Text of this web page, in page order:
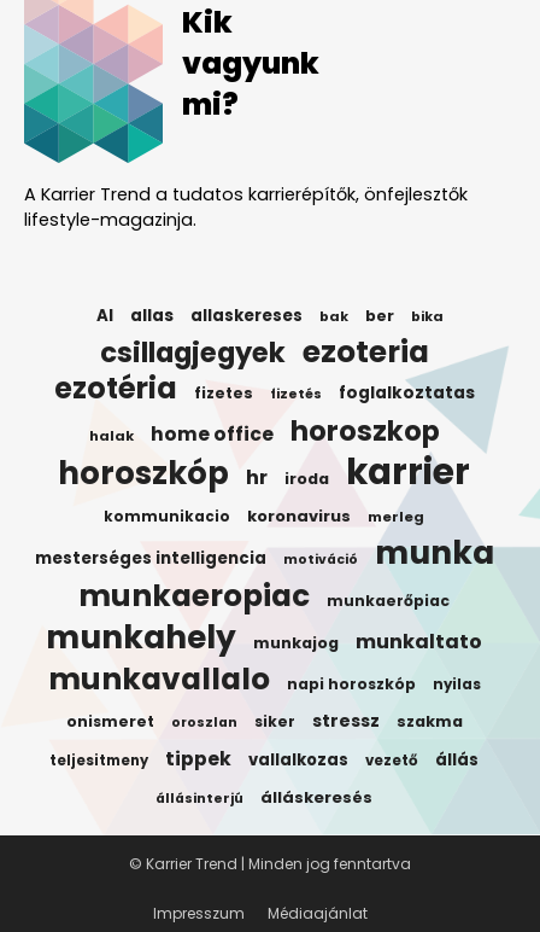
Kik
vagyunk
mi?
A Karrier Trend a tudatos karrierépítők, önfejlesztők
lifestyle-magazinja.
AI allas allaskereses bak ber bika
csillagjegyek ezoteria
ezotéria fizetes fizetés foglalkoztatas
halak home office horoszkop
horoszkóp hr iroda karrier
kommunikacio koronavirus merleg
mesterséges intelligencia motiváció munka
munkaeropiac munkaerőpiac
munkahely munkajog munkaltato
munkavallalo napi horoszkóp nyilas
onismeret oroszlan siker stressz szakma
teljesitmeny tippek vallalkozas vezető állás
állásinterjú álláskeresés
Impresszum Médiaajánlat
© Karrier Trend | Minden jog fenntartva